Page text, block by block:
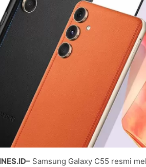
Samsung Galaxy C55 resmi